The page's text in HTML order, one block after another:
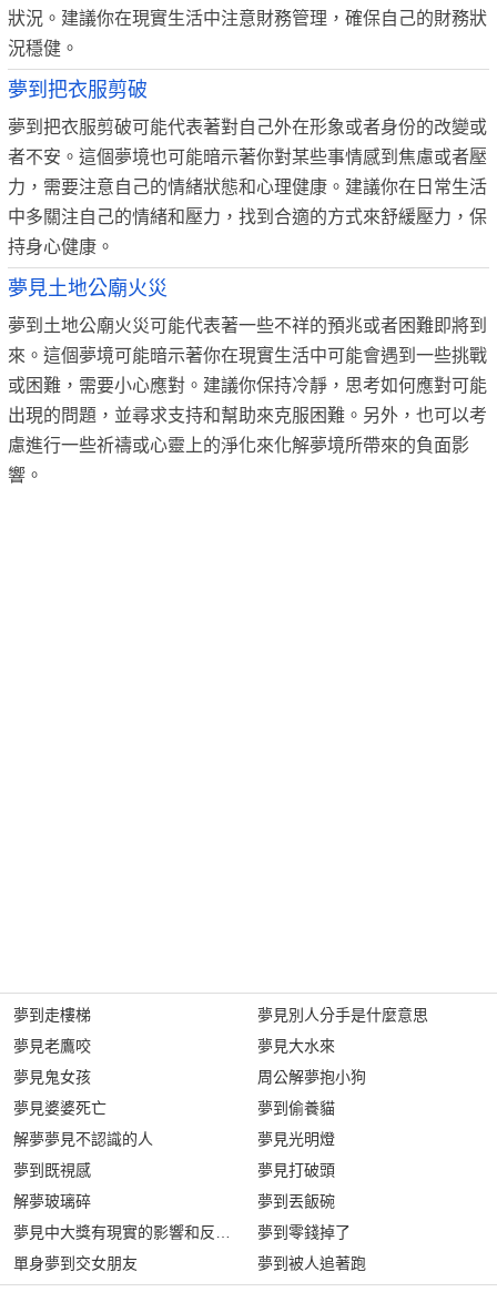
狀況。建議你在現實生活中注意財務管理，確保自己的財務狀
況穩健。
夢到把衣服剪破
夢到把衣服剪破可能代表著對自己外在形象或者身份的改變或
者不安。這個夢境也可能暗示著你對某些事情感到焦慮或者壓
力，需要注意自己的情緒狀態和心理健康。建議你在日常生活
中多關注自己的情緒和壓力，找到合適的方式來舒緩壓力，保
持身心健康。
夢見土地公廟火災
夢到土地公廟火災可能代表著一些不祥的預兆或者困難即將到
來。這個夢境可能暗示著你在現實生活中可能會遇到一些挑戰
或困難，需要小心應對。建議你保持冷靜，思考如何應對可能
出現的問題，並尋求支持和幫助來克服困難。另外，也可以考
慮進行一些祈禱或心靈上的淨化來化解夢境所帶來的負面影
響。
夢到走樓梯
夢見老鷹咬
夢見鬼女孩
夢見婆婆死亡
解夢夢見不認識的人
夢到既視感
解夢玻璃碎
夢見中大獎有現實的影響和反應嗎?
單身夢到交女朋友
夢見別人分手是什麼意思
夢見大水來
周公解夢抱小狗
夢到偷養貓
夢見光明燈
夢見打破頭
夢到丟飯碗
夢到零錢掉了
夢到被人追著跑